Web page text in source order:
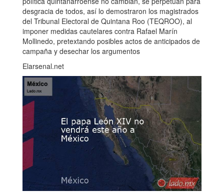
desgracia de todos, así lo demostraron los magistrados
del Tribunal Electoral de Quintana Roo (TEQROO), al
imponer medidas cautelares contra Rafael Marín
Mollinedo, pretextando posibles actos de anticipados de
campaña y desechar los argumentos
Elarsenal.net